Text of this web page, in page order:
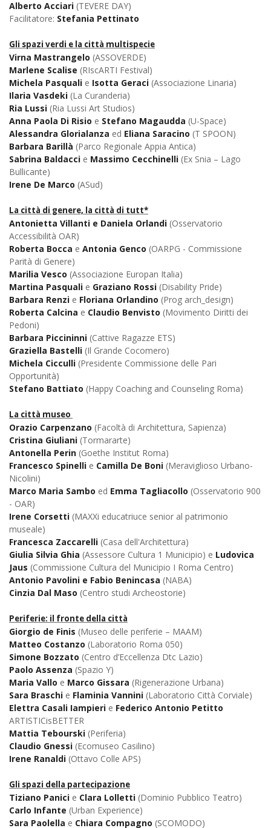
Alberto Acciari (TEVERE DAY)
Facilitatore: Stefania Pettinato
Gli spazi verdi e la città multispecie
Virna Mastrangelo (ASSOVERDE)
Marlene Scalise (RIscARTI Festival)
Michela Pasquali e Isotta Geraci (Associazione Linaria)
Ilaria Vasdeki (La Curanderia)
Ria Lussi (Ria Lussi Art Studios)
Anna Paola Di Risio e Stefano Magaudda (U-Space)
Alessandra Glorialanza ed Eliana Saracino (T SPOON)
Barbara Barillà (Parco Regionale Appia Antica)
Sabrina Baldacci e Massimo Cecchinelli (Ex Snia – Lago
Bullicante)
Irene De Marco (ASud)
La città di genere, la città di tutt*
Antonietta Villanti e Daniela Orlandi (Osservatorio
Accessibilità OAR)
Roberta Bocca e Antonia Genco (OARPG - Commissione
Parità di Genere)
Marilia Vesco (Associazione Europan Italia)
Martina Pasquali e Graziano Rossi (Disability Pride)
Barbara Renzi e Floriana Orlandino (Prog arch_design)
Roberta Calcina e Claudio Benvisto (Movimento Diritti dei
Pedoni)
Barbara Piccininni (Cattive Ragazze ETS)
Graziella Bastelli (Il Grande Cocomero)
Michela Cicculli (Presidente Commissione delle Pari
Opportunità)
Stefano Battiato (Happy Coaching and Counseling Roma)
La città museo
Orazio Carpenzano (Facoltà di Architettura, Sapienza)
Cristina Giuliani (Tormararte)
Antonella Perin (Goethe Institut Roma)
Francesco Spinelli e Camilla De Boni (Meraviglioso Urbano-
Nicolini)
Marco Maria Sambo ed Emma Tagliacollo (Osservatorio 900
- OAR)
Irene Corsetti (MAXXi educatriuce senior al patrimonio
museale)
Francesca Zaccarelli (Casa dell'Architettura)
Giulia Silvia Ghia (Assessore Cultura 1 Municipio) e Ludovica
Jaus (Commissione Cultura del Municipio I Roma Centro)
Antonio Pavolini e Fabio Benincasa (NABA)
Cinzia Dal Maso (Centro studi Archeostorie)
Periferie: il fronte della città
Giorgio de Finis (Museo delle periferie – MAAM)
Matteo Costanzo (Laboratorio Roma 050)
Simone Bozzato (Centro d’Eccellenza Dtc Lazio)
Paolo Assenza (Spazio Y)
Maria Vallo e Marco Gissara (Rigenerazione Urbana)
Sara Braschi e Flaminia Vannini (Laboratorio Città Corviale)
Elettra Casali Iampieri e Federico Antonio Petitto
ARTISTICisBETTER
Mattia Tebourski (Periferia)
Claudio Gnessi (Ecomuseo Casilino)
Irene Ranaldi (Ottavo Colle APS)
Gli spazi della partecipazione
Tiziano Panici e Clara Lolletti (Dominio Pubblico Teatro)
Carlo Infante (Urban Experience)
Sara Paolella e Chiara Compagno (SCOMODO)